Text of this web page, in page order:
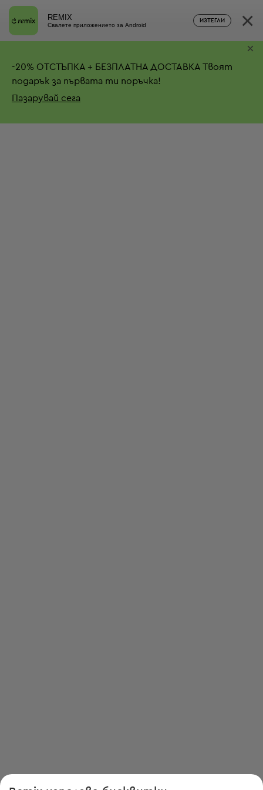
REMIX
Свалете приложението за Android
ИЗТЕГЛИ ×
-20% ОТСТЪПКА + БЕЗПЛАТНА ДОСТАВКА Твоят
подарък за първата ти поръчка!
Пазарувай сега
×